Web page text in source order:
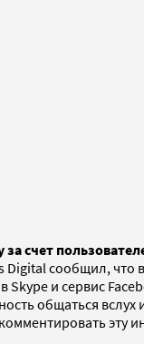
счет
сообщил, что
Skype и сервис
общаться вслух
эту